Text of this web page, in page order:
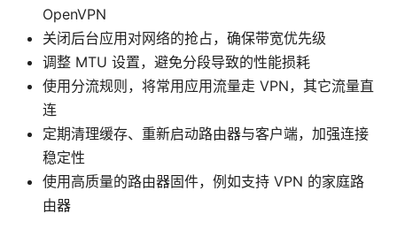
OpenVPN
关闭后台应用对网络的抢占，确保带宽优先级
调整 MTU 设置，避免分段导致的性能损耗
使用分流规则，将常用应用流量走 VPN，其它流量直
连
定期清理缓存、重新启动路由器与客户端，加强连接
稳定性
使用高质量的路由器固件，例如支持 VPN 的家庭路
由器